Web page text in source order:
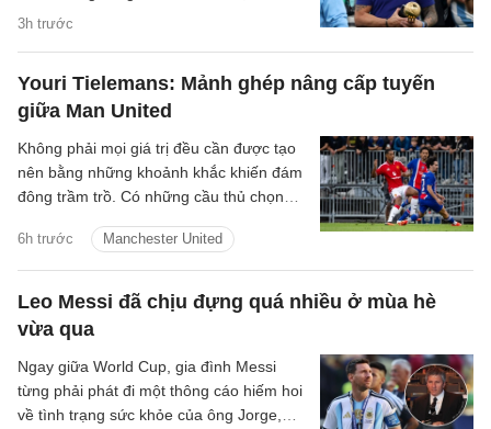
3h trước
năng đặc biệt của con trai mình.
Youri Tielemans: Mảnh ghép nâng cấp tuyến
giữa Man United
6h trước Manchester United
Không phải mọi giá trị đều cần được tạo
nên bằng những khoảnh khắc khiến đám
đông trầm trồ. Có những cầu thủ chọn
một pha xoay người đúng lúc, một đường
chuyền tưởng như giản đơn nhưng mở ra
cả khoảng trời phía trước. Youri
Tielemans là kiểu tiền vệ như thế.
Leo Messi đã chịu đựng quá nhiều ở mùa hè
vừa qua
Ngay giữa World Cup, gia đình Messi
từng phải phát đi một thông cáo hiếm hoi
về tình trạng sức khỏe của ông Jorge,